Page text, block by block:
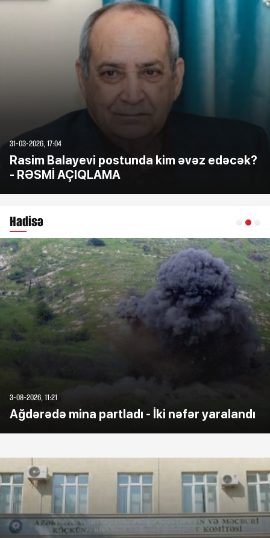
31-03-2026, 17:04
Rasim Balayevi postunda kim əvəz edəcək?
- RƏSMİ AÇIQLAMA
Hadisə
3-08-2026, 11:21
Ağdərədə mina partladı - İki nəfər yaralandı